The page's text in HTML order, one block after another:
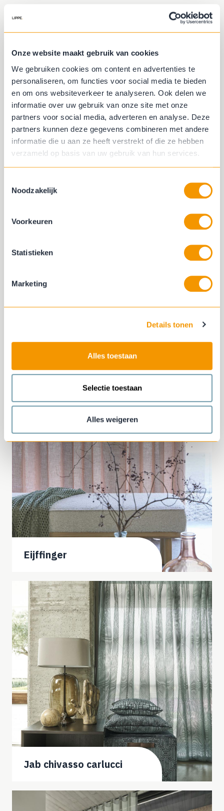
Onze website maakt gebruik van cookies
We gebruiken cookies om content en advertenties te
personaliseren, om functies voor social media te bieden
en om ons websiteverkeer te analyseren. Ook delen we
informatie over uw gebruik van onze site met onze
partners voor social media, adverteren en analyse. Deze
partners kunnen deze gegevens combineren met andere
informatie die u aan ze heeft verstrekt of die ze hebben
verzameld op basis van uw gebruik van hun services.
Noodzakelijk
Voorkeuren
Statistieken
Marketing
Details tonen
Alles toestaan
Selectie toestaan
Alles weigeren
Kenmerken gordijnen
Akoestisch
Wasbaar
Veel privacy
Artelux
Eijffinger
Jab chivasso carlucci